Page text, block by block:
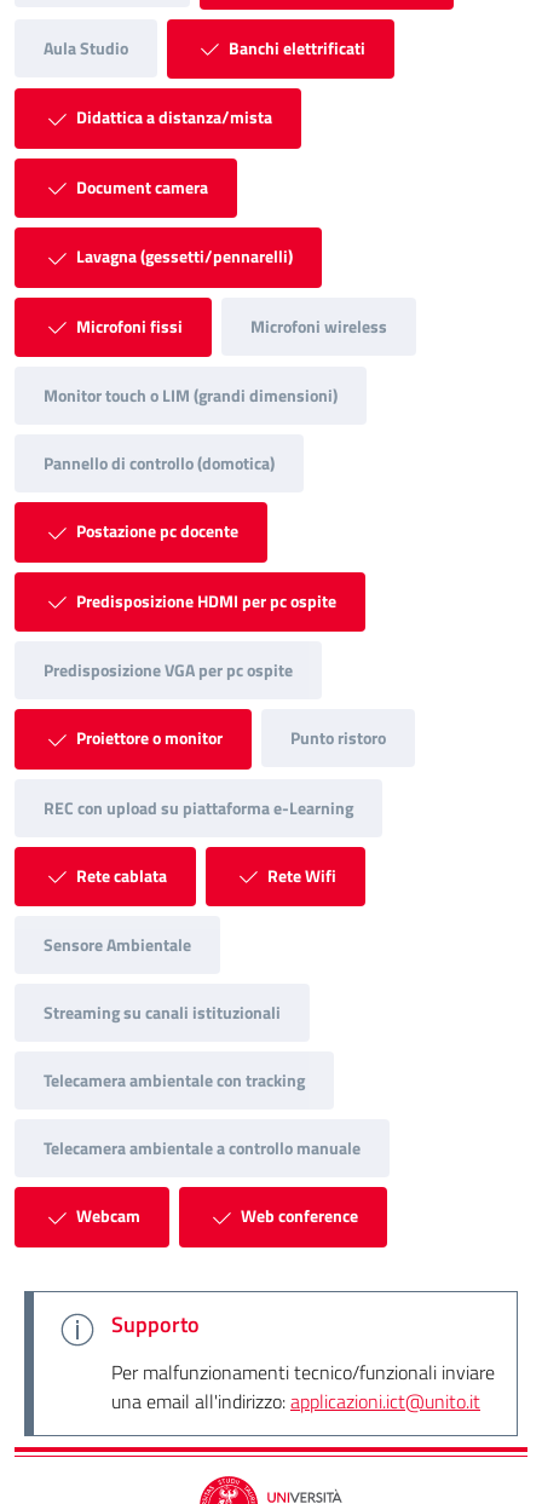
Aula Studio Banchi elettrificati
Didattica a distanza/mista
Document camera
Lavagna (gessetti/pennarelli)
Microfoni fissi Microfoni wireless
Monitor touch o LIM (grandi dimensioni)
Pannello di controllo (domotica)
Postazione pc docente
Predisposizione HDMI per pc ospite
Predisposizione VGA per pc ospite
Proiettore o monitor Punto ristoro
REC con upload su piattaforma e-Learning
Rete cablata Rete Wifi
Sensore Ambientale
Streaming su canali istituzionali
Telecamera ambientale con tracking
Telecamera ambientale a controllo manuale
Webcam Web conference
Supporto
Per malfunzionamenti tecnico/funzionali inviare
una email all'indirizzo:applicazioni.ict@unito.it